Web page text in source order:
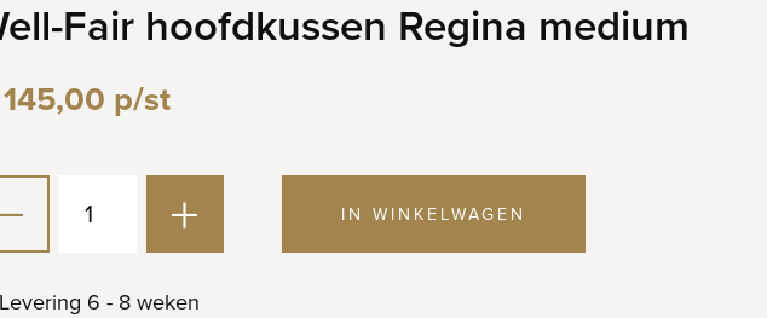
Fair hoofdkussen Regina medium
p/st
IN WINKELWAGEN
6 - 8 weken